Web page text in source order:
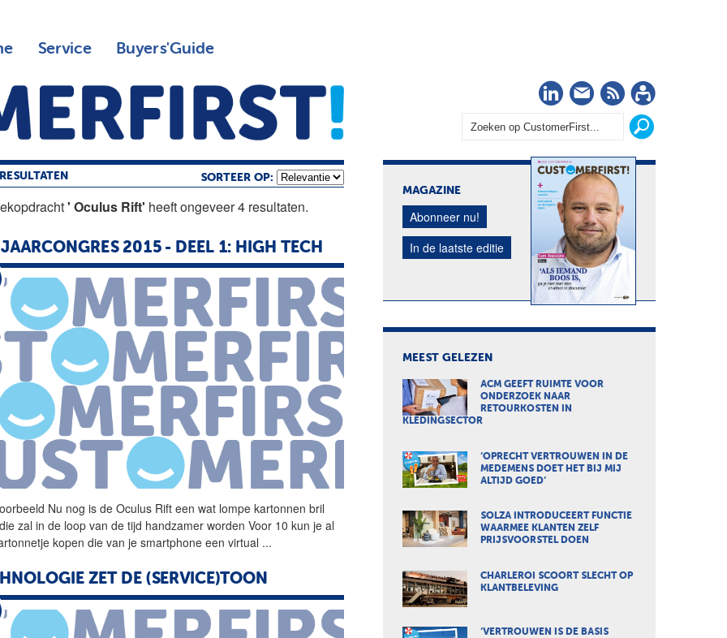
Service Buyers'Guide
LinkedIn
Nieuwsbrief
RSS
SORTEER OP:
' Oculus Rift' heeft ongeveer 4 resultaten.
JAARCONGRES 2015 - DEEL 1: HIGH TECH
Nu nog is deOculus Rift een wat lompe kartonnen bril
zal in de loop van de tijd handzamer worden Voor 10 kun je al
kopen die van je smartphone een virtual ...
ZET DE (SERVICE)TOON
MAGAZINE
Abonneer nu!
In de laatste editie
MEEST GELEZEN
ACM GEEFT RUIMTE VOOR
ONDERZOEK NAAR
RETOURKOSTEN IN
KLEDINGSECTOR
‘OPRECHT VERTROUWEN IN DE
MEDEMENS DOET HET BIJ MIJ
ALTIJD GOED’
SOLZA INTRODUCEERT FUNCTIE
WAARMEE KLANTEN ZELF
PRIJSVOORSTEL DOEN
CHARLEROI SCOORT SLECHT OP
KLANTBELEVING
‘VERTROUWEN IS DE BASIS